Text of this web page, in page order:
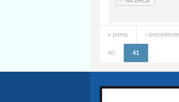
Pagine
« prima ‹ precedente
40 41